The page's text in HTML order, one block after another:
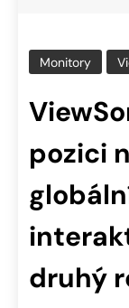
Monitory
pozici
druhý